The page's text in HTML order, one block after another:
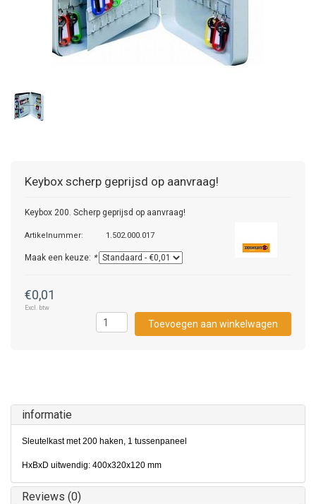
Keybox scherp geprijsd op aanvraag!
Keybox 200. Scherp geprijsd op aanvraag!
Artikelnummer: 1.502.000.017
Maak een keuze: *
€0,01
Excl. btw
Toevoegen aan winkelwagen
informatie
Sleutelkast met 200 haken, 1 tussenpaneel
HxBxD uitwendig: 400x320x120 mm
Reviews (0)